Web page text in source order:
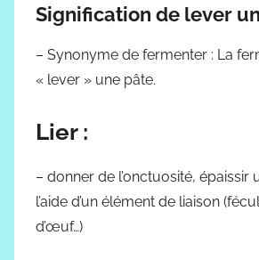
Signification de lever
– Synonyme de fermenter : La
« lever » une pâte.
Lier :
– donner de l’onctuosité, épaissir
l’aide d’un élément de liaison
d’œuf…)